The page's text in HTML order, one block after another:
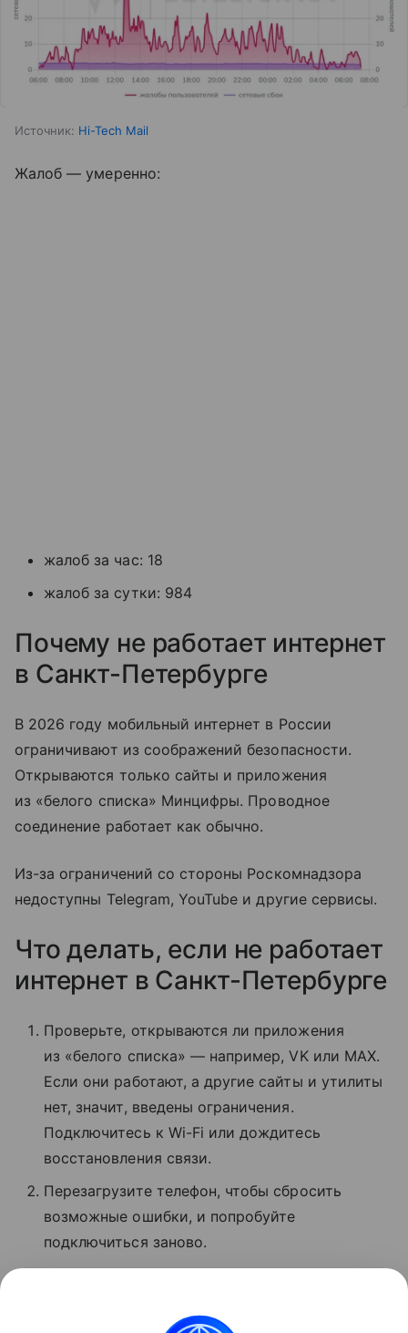
Источник: Hi-Tech Mail
Жалоб — умеренно:
жалоб за час: 18
жалоб за сутки: 984
Почему не работает интернет
в Санкт-Петербурге
В 2026 году мобильный интернет в России
ограничивают из соображений безопасности.
Открываются только сайты и приложения
из «белого списка» Минцифры. Проводное
соединение работает как обычно.
Из-за ограничений со стороны Роскомнадзора
недоступны Telegram, YouTube и другие сервисы.
Что делать, если не работает
интернет в Санкт-Петербурге
Проверьте, открываются ли приложения
из «белого списка» — например, VK или MAX.
Если они работают, а другие сайты и утилиты
нет, значит, введены ограничения.
Подключитесь к Wi-Fi или дождитесь
восстановления связи.
Перезагрузите телефон, чтобы сбросить
возможные ошибки, и попробуйте
подключиться заново.